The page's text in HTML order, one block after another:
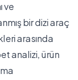
ve
bir dizi araç
arasında
analizi, ürün